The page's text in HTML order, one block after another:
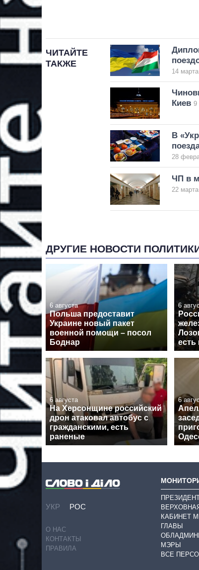
ЧИТАЙТЕ
ТАКЖЕ
14
Киев 9
В
28
ЧП в
22
ДРУГИЕ НОВОСТИ
6 августа
Польша предоставит
Украине новый пакет
военной помощи – посол
Боднар
6
6 августа
На Херсонщине российский
дрон атаковал автобус с
гражданскими, есть
раненые
6
УКР РОС
О НАС
КОНТАКТЫ
ПРАВИЛА
КАБИНЕТ
ГЛАВЫ
МЭРЫ
ВСЕ